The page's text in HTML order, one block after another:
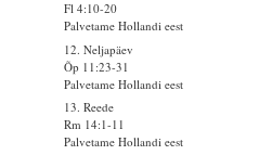
Fl 4:10-20
Palvetame Hollandi eest
12. Neljapäev
Õp 11:23-31
Palvetame Hollandi eest
13. Reede
Rm 14:1-11
Palvetame Hollandi eest